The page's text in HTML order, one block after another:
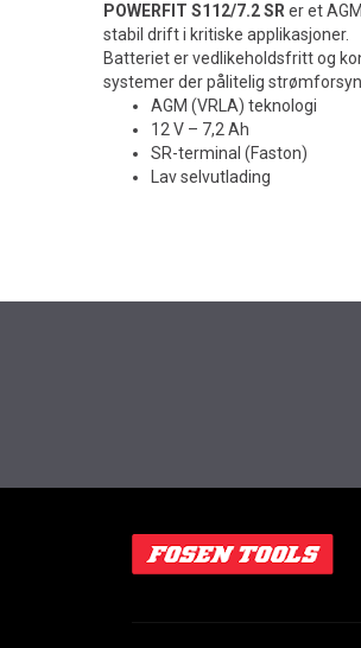
POWERFIT S112/7.2 SR er et
stabil drift i kritiske applikasjoner.
Batteriet er vedlikeholdsfritt og
systemer der pålitelig
AGM (VRLA) teknologi
12 V – 7,2 Ah
SR-terminal (Faston)
Lav selvutlading